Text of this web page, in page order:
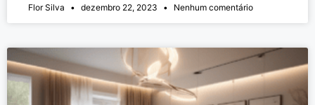
Flor Silva dezembro 22, 2023 Nenhum comentário